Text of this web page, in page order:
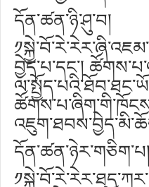
དོན་ཚན་ཉི་ཤུ་བ།
བྱེད་པ་དང༌།
དོན་ཚན་ཉེར་གཅིག་པ།